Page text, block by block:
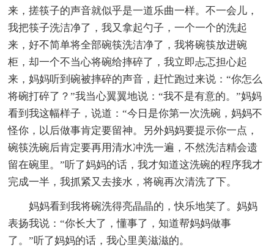
来，搓筷子的声音就似乎是一道乐曲一样。不一会儿，
我把筷子洗洁净了，我又拿起勺子，一个一个的洗起
来，好不简单将全部碗筷洗洁净了，我将碗筷放进碗
柜，却一个不当心将碗给摔碎了，我立即忐忑担心起
来，妈妈听到碗被摔碎的声音，赶忙跑过来说：“你怎么
将碗打碎了？”我当心翼翼地说：“我不是有意的。”妈妈
看到我这幅样子，说道：“今日是你第一次洗碗，妈妈不
怪你，以后做事肯定要留神。另外妈妈要提示你一点，
碗筷洗碗后肯定要再用清水冲洗一遍，不然洗洁精会遗
留在碗里。”听了妈妈的话，我才知道这洗碗的程序我才
完成一半，我抓紧又去接水，将碗再次清洗了下。
妈妈看到我将碗洗得亮晶晶的，快乐地笑了。妈妈
表扬我说：“你长大了，懂事了，知道帮妈妈做事
了。”听了妈妈的话，我心里美滋滋的。